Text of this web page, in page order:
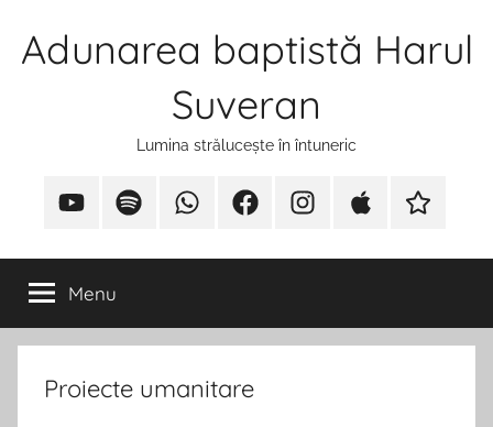
Adunarea baptistă Harul
Suveran
Lumina strălucește în întuneric
Menu
Proiecte umanitare